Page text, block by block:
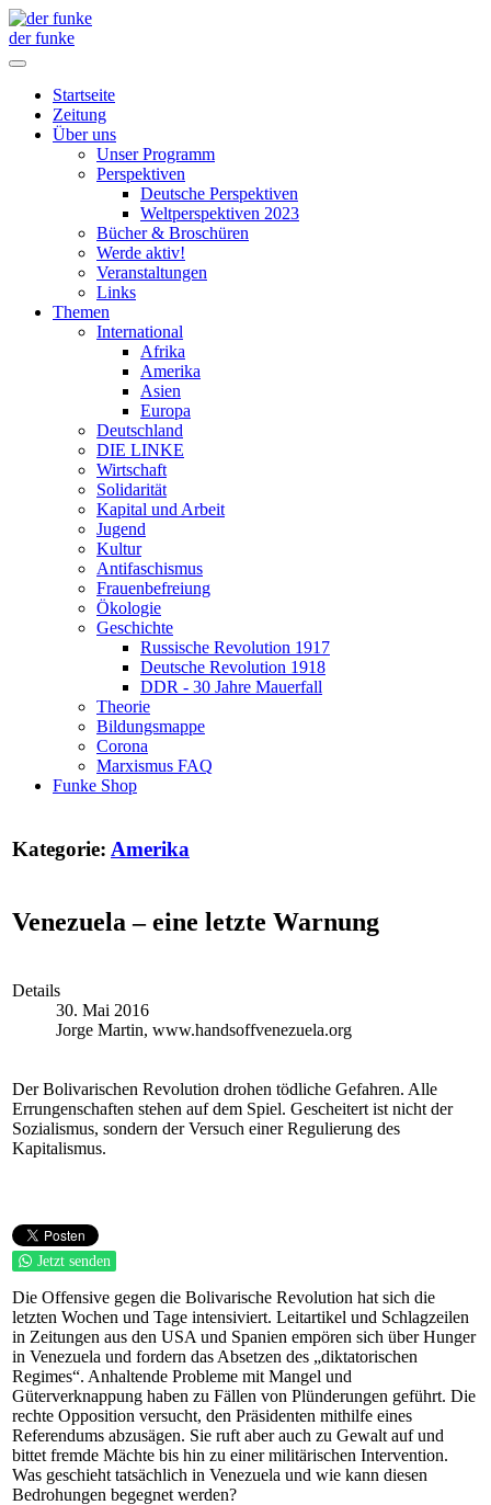
der funke
Startseite
Zeitung
Über uns
Unser Programm
Perspektiven
Deutsche Perspektiven
Weltperspektiven 2023
Bücher & Broschüren
Werde aktiv!
Veranstaltungen
Links
Themen
International
Afrika
Amerika
Asien
Europa
Deutschland
DIE LINKE
Wirtschaft
Solidarität
Kapital und Arbeit
Jugend
Kultur
Antifaschismus
Frauenbefreiung
Ökologie
Geschichte
Russische Revolution 1917
Deutsche Revolution 1918
DDR - 30 Jahre Mauerfall
Theorie
Bildungsmappe
Corona
Marxismus FAQ
Funke Shop
Kategorie: Amerika
Venezuela – eine letzte Warnung
Details
30. Mai 2016
Jorge Martin, www.handsoffvenezuela.org
Der Bolivarischen Revolution drohen tödliche Gefahren. Alle
Errungenschaften stehen auf dem Spiel. Gescheitert ist nicht der
Sozialismus, sondern der Versuch einer Regulierung des
Kapitalismus.
Jetzt senden
Die Offensive gegen die Bolivarische Revolution hat sich die
letzten Wochen und Tage intensiviert. Leitartikel und Schlagzeilen
in Zeitungen aus den USA und Spanien empören sich über Hunger
in Venezuela und fordern das Absetzen des „diktatorischen
Regimes“. Anhaltende Probleme mit Mangel und
Güterverknappung haben zu Fällen von Plünderungen geführt. Die
rechte Opposition versucht, den Präsidenten mithilfe eines
Referendums abzusägen. Sie ruft aber auch zu Gewalt auf und
bittet fremde Mächte bis hin zu einer militärischen Intervention.
Was geschieht tatsächlich in Venezuela und wie kann diesen
Bedrohungen begegnet werden?